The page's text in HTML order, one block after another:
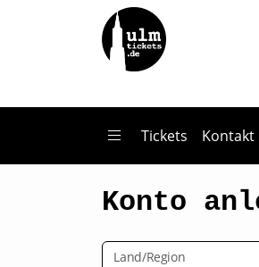
Zum Hauptinhalt springen
Tickets Kontakt
Konto
Land/Region